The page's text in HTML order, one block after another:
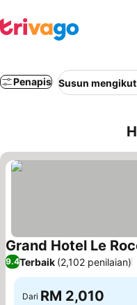
Penapis Susun mengikut
Grand Hotel Le
9.4Terbaik (2,102 penilaian)
Dari RM 2,010